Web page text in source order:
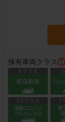
保有車両クラス